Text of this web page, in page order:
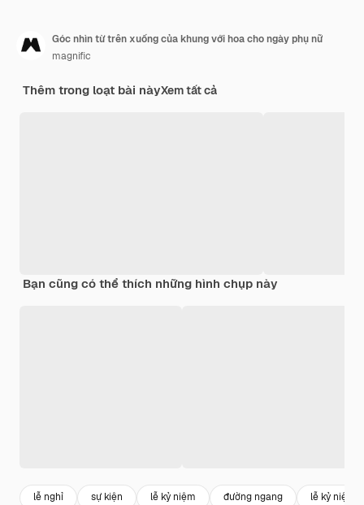
Góc nhìn từ trên xuống của khung với hoa cho ngày phụ nữ
magnific
Thêm trong loạt bài nàyXem tất cả
Bạn cũng có thể thích những hình chụp này
lễ nghỉ sự kiện lễ kỷ niệm đường ngang lễ kỷ niệm